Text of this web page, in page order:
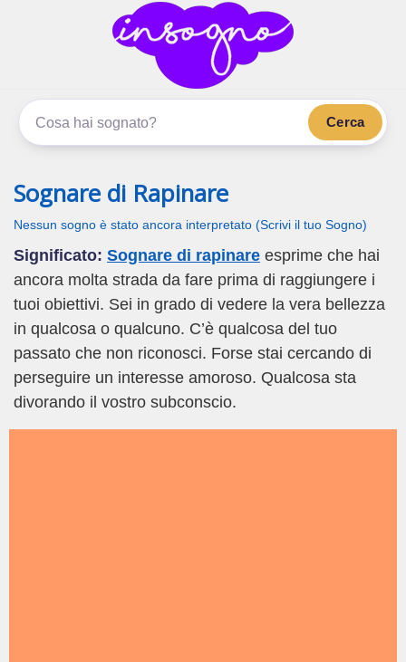
inSogno.com
I sogni significano di più
Cerca
Sognare di Rapinare
Nessun sogno è stato ancora interpretato (Scrivi il tuo Sogno)
Significato: Sognare di rapinare esprime che hai
ancora molta strada da fare prima di raggiungere i
tuoi obiettivi. Sei in grado di vedere la vera bellezza
in qualcosa o qualcuno. C’è qualcosa del tuo
passato che non riconosci. Forse stai cercando di
perseguire un interesse amoroso. Qualcosa sta
divorando il vostro subconscio.